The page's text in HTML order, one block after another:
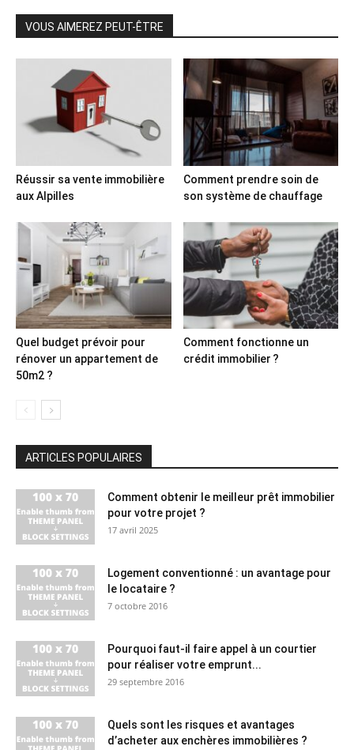
VOUS AIMEREZ PEUT-ÊTRE
Réussir sa vente immobilière
aux Alpilles
Comment prendre soin de
son système de chauffage
Quel budget prévoir pour
rénover un appartement de
50m2 ?
Comment fonctionne un
crédit immobilier ?
ARTICLES POPULAIRES
Comment obtenir le meilleur prêt immobilier
pour votre projet ?
17 avril 2025
Logement conventionné : un avantage pour
le locataire ?
7 octobre 2016
Pourquoi faut-il faire appel à un courtier
pour réaliser votre emprunt...
29 septembre 2016
Quels sont les risques et avantages
d’acheter aux enchères immobilières ?